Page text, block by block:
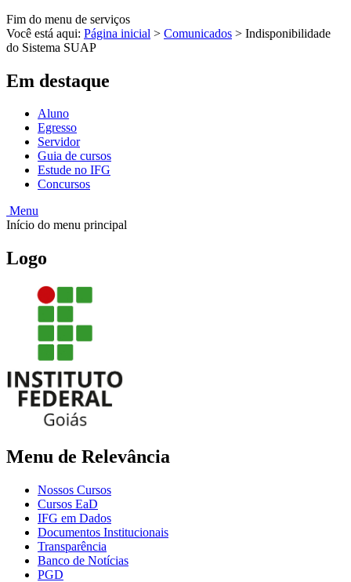
Fim do menu de serviços
Você está aqui: Página inicial > Comunicados > Indisponibilidade
do Sistema SUAP
Em destaque
Aluno
Egresso
Servidor
Guia de cursos
Estude no IFG
Concursos
Menu
Início do menu principal
Logo
Menu de Relevância
Nossos Cursos
Cursos EaD
IFG em Dados
Documentos Institucionais
Transparência
Banco de Notícias
PGD